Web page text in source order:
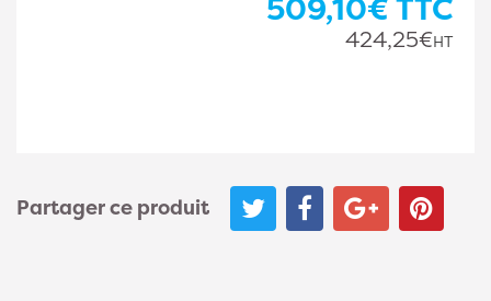
509,10€TTC
424,25€HT
Partager ce produit